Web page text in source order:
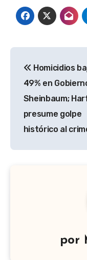
de
entradas
Homicidios
49% en
Sheinbaum;
presume golpe
histórico al
por